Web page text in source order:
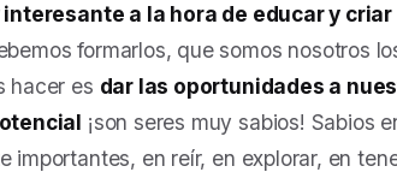
interesante a la hora de educar y
formarlos, que somos nosotros
hacer es dar las oportunidades a
¡son seres muy sabios! Sabios
importantes, en reír, en explorar, en